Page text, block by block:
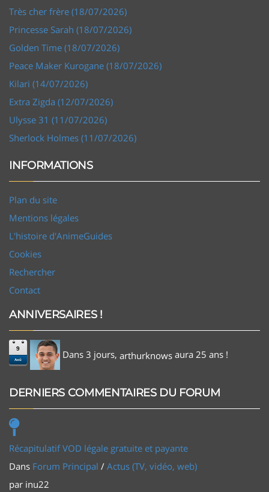
Très cher frère (18/07/2026)
Princesse Sarah (18/07/2026)
Golden Time (18/07/2026)
Peace Maker Kurogane (18/07/2026)
Kilari (14/07/2026)
Extra Zigda (12/07/2026)
Ulysse 31 (11/07/2026)
Sherlock Holmes (11/07/2026)
INFORMATIONS
Plan du site
Mentions légales
L'histoire d'AnimeGuides
Cookies
Rechercher
Contact
ANNIVERSAIRES !
9
Aoû Dans 3 jours, arthurknows aura 25 ans !
DERNIERS COMMENTAIRES DU FORUM
Récapitulatif VOD légale gratuite et payante
Dans Forum Principal / Actus (TV, vidéo, web)
par inu22